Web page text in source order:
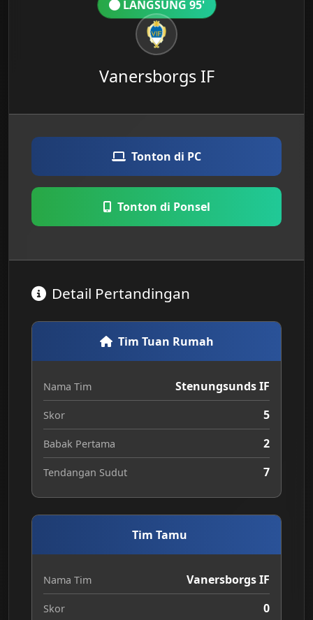
LANGSUNG 95'
Vanersborgs IF
Tonton di PC
Tonton di Ponsel
Detail Pertandingan
Tim Tuan Rumah
Nama Tim Stenungsunds IF
Skor 5
Babak Pertama 2
Tendangan Sudut 7
Tim Tamu
Nama Tim Vanersborgs IF
Skor 0